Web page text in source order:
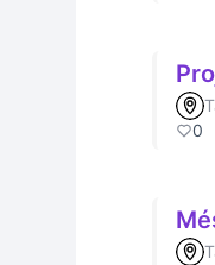
0